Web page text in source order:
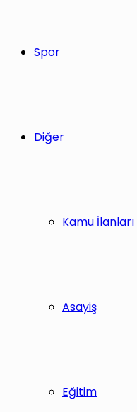
Spor
Diğer
Kamu İlanları
Asayiş
Eğitim